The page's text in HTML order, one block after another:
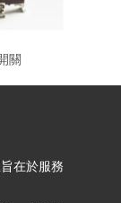
關
在於服務